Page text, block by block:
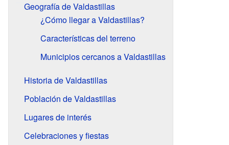
Geografía de Valdastillas
¿Cómo llegar a Valdastillas?
Características del terreno
Municipios cercanos a Valdastillas
Historia de Valdastillas
Población de Valdastillas
Lugares de interés
Celebraciones y fiestas